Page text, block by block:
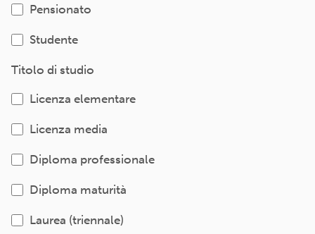
Pensionato
Studente
Titolo di studio
Licenza elementare
Licenza media
Diploma professionale
Diploma maturità
Laurea (triennale)